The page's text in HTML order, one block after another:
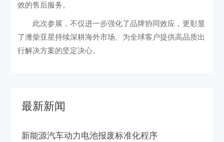
效的售后服务。
此次参展，不仅进一步强化了品牌协同效应，更彰显
了潍柴亚星持续深耕海外市场、为全球客户提供高品质出
行解决方案的坚定决心。
最新新闻
新能源汽车动力电池报废标准化程序